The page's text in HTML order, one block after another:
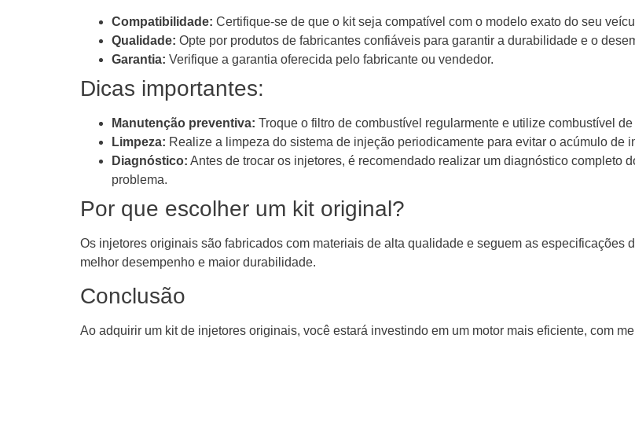
Compatibilidade: Certifique-se de que o kit seja compatível com o modelo exato do seu
Qualidade: Opte por produtos de fabricantes confiáveis para garantir a durabilidade e o
Garantia: Verifique a garantia oferecida pelo fabricante ou vendedor.
Dicas importantes:
Manutenção preventiva: Troque o filtro de combustível regularmente e utilize combustível
Limpeza: Realize a limpeza do sistema de injeção periodicamente para evitar o acúmulo de
Diagnóstico: Antes de trocar os injetores, é recomendado realizar um diagnóstico completo
problema.
Por que escolher um kit original?
Os injetores originais são fabricados com materiais de alta qualidade e seguem as especificações
melhor desempenho e maior durabilidade.
Conclusão
Ao adquirir um kit de injetores originais, você estará investindo em um motor mais eficiente, com